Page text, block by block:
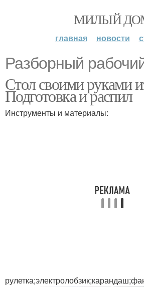
МИЛЫЙ
главная новости
Разборный
Стол своими руками
Подготовка и распил
Инструменты и материалы: